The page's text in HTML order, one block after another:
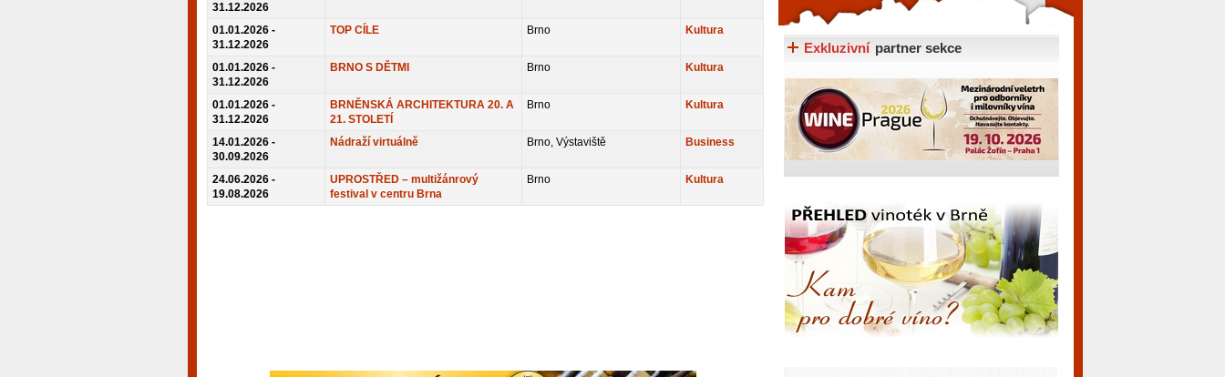
31.12.2026
01.01.2026 -
31.12.2026
TOP CÍLE Brno Kultura
01.01.2026 -
31.12.2026
BRNO S DĚTMI Brno Kultura
01.01.2026 -
31.12.2026
BRNĚNSKÁ ARCHITEKTURA 20. A
21. STOLETÍ
Brno Kultura
14.01.2026 -
30.09.2026
Nádraží virtuálně Brno, Výstaviště Business
24.06.2026 -
19.08.2026
UPROSTŘED – multižánrový
festival v centru Brna
Brno Kultura
Exkluzivní partner sekce